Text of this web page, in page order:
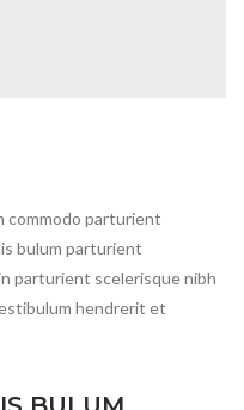
commodo parturient
bulum parturient
parturient scelerisque nibh
hendrerit et